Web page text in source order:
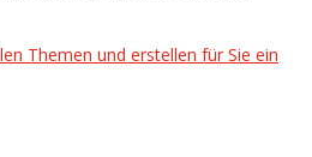
Themen und erstellen für Sie ein